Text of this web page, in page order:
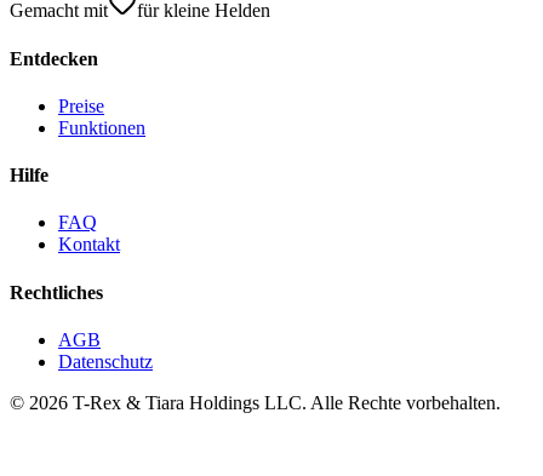
Gemacht mit für kleine Helden
Entdecken
Preise
Funktionen
Hilfe
FAQ
Kontakt
Rechtliches
AGB
Datenschutz
© 2026 T-Rex & Tiara Holdings LLC. Alle Rechte vorbehalten.